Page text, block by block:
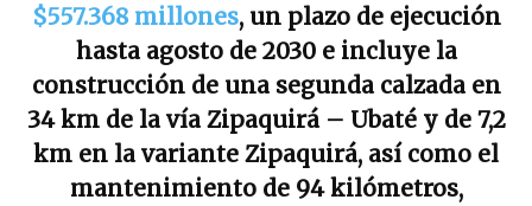
$557.368 millones, un plazo de ejecución
hasta agosto de 2030 e incluye la
construcción de una segunda calzada en
34 km de la vía Zipaquirá – Ubaté y de 7,2
km en la variante Zipaquirá, así como el
mantenimiento de 94 kilómetros,